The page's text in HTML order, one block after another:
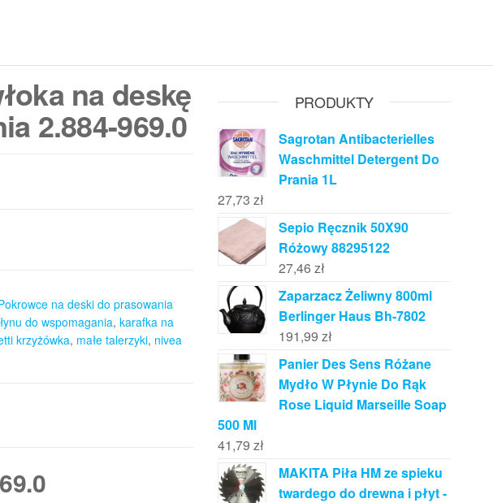
na deskę
2.884-969.0
na deski do prasowania
do wspomagania, karafka na
krzyżówka, małe talerzyki, nivea
PRODUKTY
Sagrotan Antibacterielles
Waschmittel Detergent Do
Prania 1L
27,73 zł
Sepio Ręcznik 50X90
Różowy 88295122
27,46 zł
Zaparzacz Żeliwny 800ml
Berlinger Haus Bh-7802
191,99 zł
Panier Des Sens Różane
Mydło W Płynie Do Rąk
Rose Liquid Marseille Soap
500 Ml
41,79 zł
MAKITA Piła HM ze spieku
twardego do drewna i płyt -